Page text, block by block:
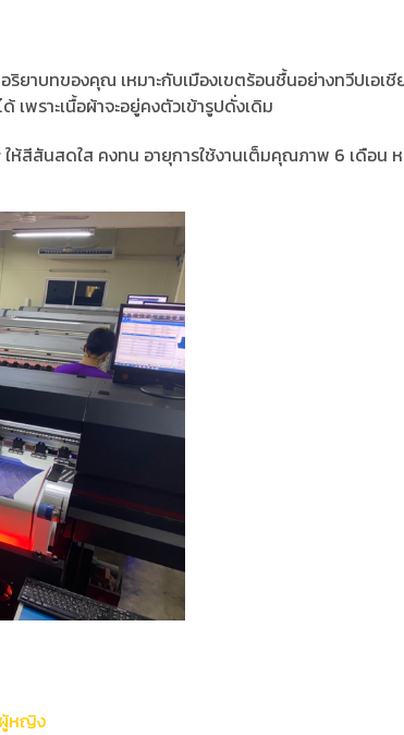
าบทของคุณ เหมาะกับเมืองเขตร้อนชื้นอย่างทวีปเอเชี
เพราะเนื้อผ้าจะอยู่คงตัวเข้ารูปดั่งเดิม
สีสันสดใส คงทน อายุการใช้งานเต็มคุณภาพ 6 เดือน
ผู้หญิง